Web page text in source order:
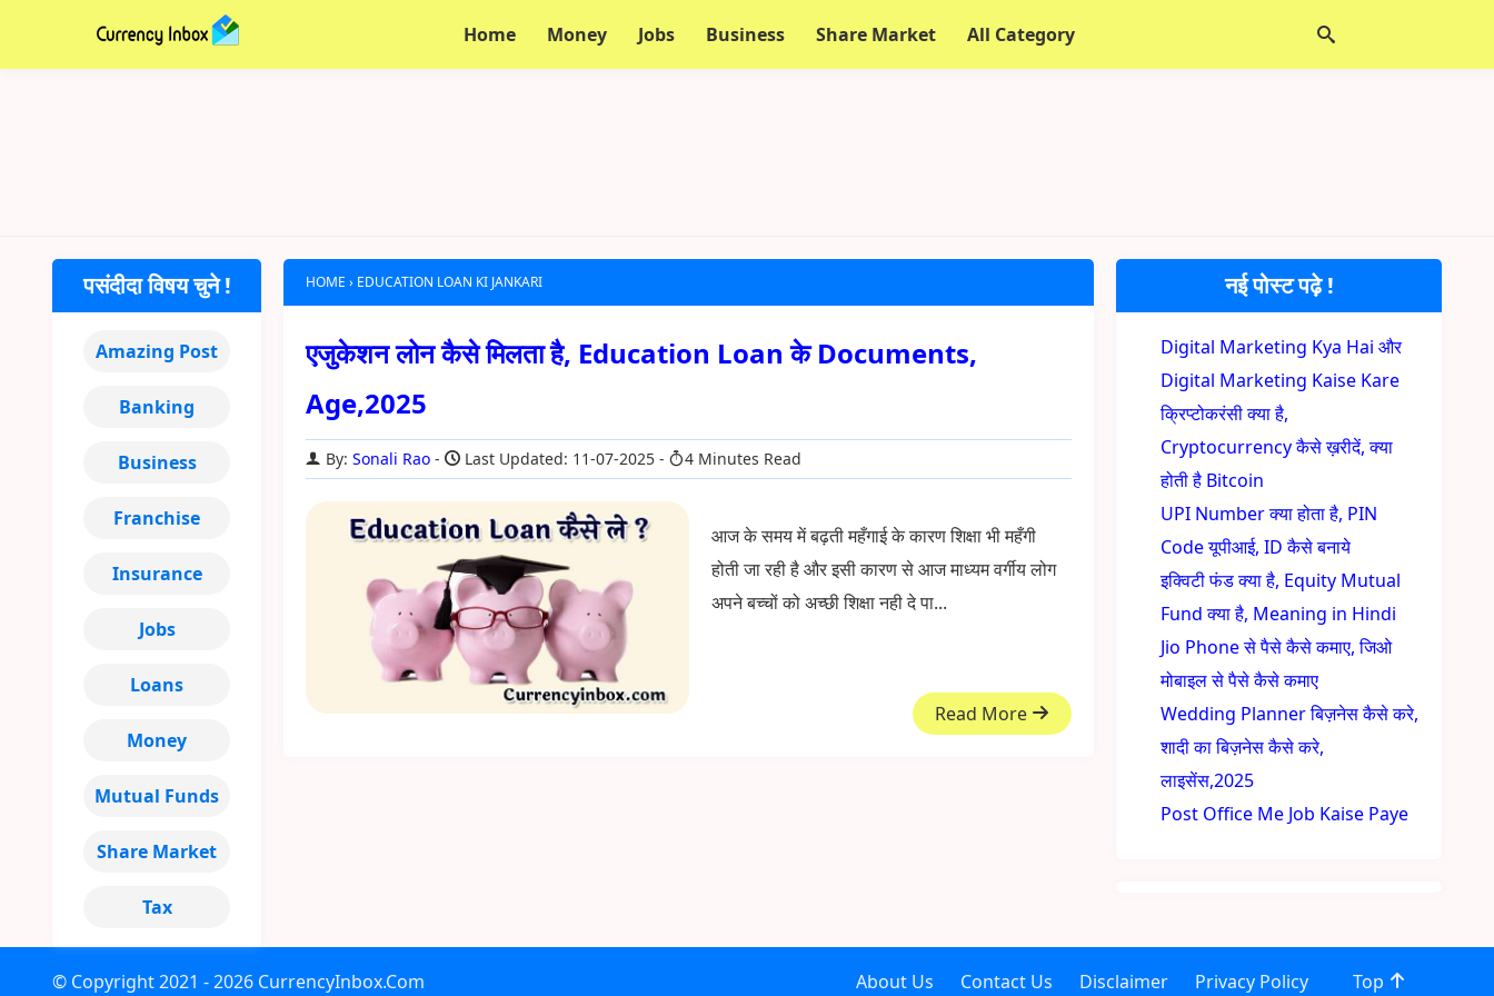
Home Money Jobs Business Share Market All Category
HOME › EDUCATION LOAN KI JANKARI
एजुकेशन लोन कैसे मिलता है, Education Loan के Documents,
Age,2025
By:Sonali Rao Last Updated: 11-07-2025 4 Minutes Read
आज के समय में बढ़ती महँगाई के कारण शिक्षा भी महँगी
होती जा रही है और इसी कारण से आज माध्यम वर्गीय लोग
अपने बच्चों को अच्छी शिक्षा नही दे पा...
Read More
नई पोस्ट पढ़े !
Digital Marketing Kya Hai और
Digital Marketing Kaise Kare
क्रिप्टोकरंसी क्या है,
Cryptocurrency कैसे ख़रीदें, क्या
होती है Bitcoin
UPI Number क्या होता है, PIN
Code यूपीआई, ID कैसे बनाये
इक्विटी फंड क्या है, Equity Mutual
Fund क्या है, Meaning in Hindi
Jio Phone से पैसे कैसे कमाए, जिओ
मोबाइल से पैसे कैसे कमाए
Wedding Planner बिज़नेस कैसे करे,
शादी का बिज़नेस कैसे करे,
लाइसेंस,2025
Post Office Me Job Kaise Paye
पसंदीदा विषय चुने !
Amazing Post
Banking
Business
Franchise
Insurance
Jobs
Loans
Money
Mutual Funds
Share Market
Tax
© Copyright2021 - 2026 CurrencyInbox.Com About Us Contact Us Disclaimer Privacy Policy Top